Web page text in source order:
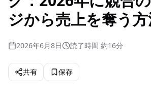
ジから売上を奪う
2026年6月8日 読了時間 約16分
共有 保存